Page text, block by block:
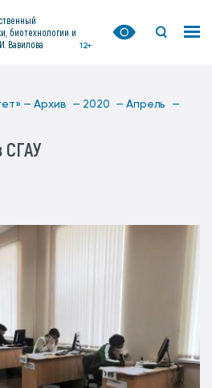
биотехнологии и
Вавилова
12+
— Архив — 2020 — Апрель —
СГАУ